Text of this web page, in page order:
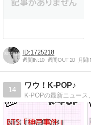
1725218
週間IN:10 週間OUT:20 月間
14
ワウ！K-POP♪